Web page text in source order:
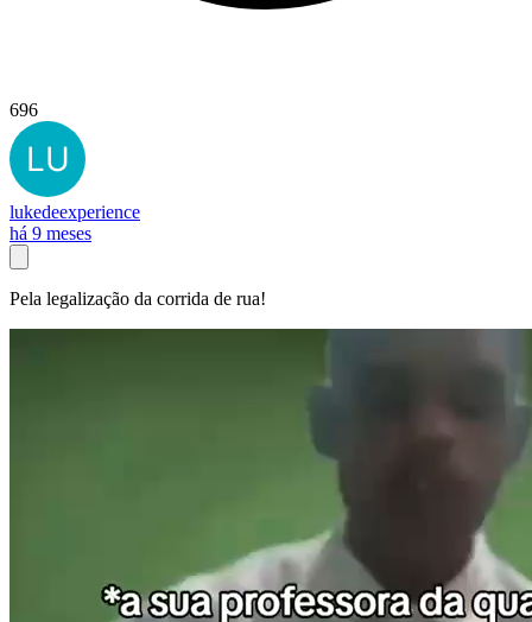
696
lukedeexperience
há 9 meses
Pela legalização da corrida de rua!